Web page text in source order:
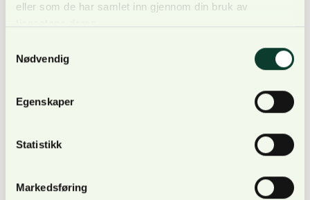
eller som de har samlet inn gjennom din bruk av
Nødvendig
Egenskaper
Statistikk
Markedsføring
NORSKOG opplever en økende mengde
problemstillinger knyttet til rein, eiendomsrett og
skogbruk/utmark. For å gi våre medlemmer best
mulig bistand ønsker vi innspill på både utfordringer
og muligheter.
Som innleder for dette møtet har NORSKOG invitert